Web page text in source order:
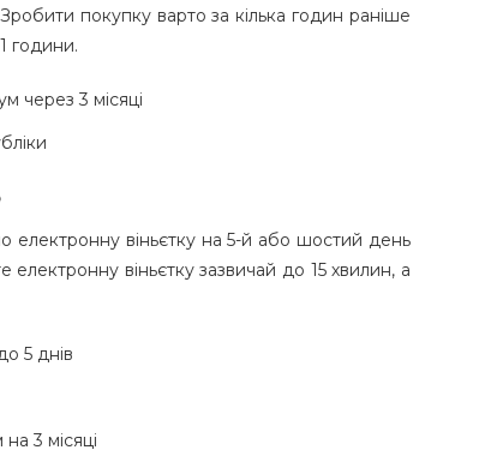
покупку варто за кілька годин раніше
години.
через 3 місяці
електронну віньєтку на 5-й або шостий день
віньєтку зазвичай до 15 хвилин, а
5 днів
3 місяці